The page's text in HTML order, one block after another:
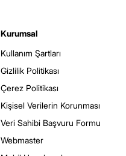
Kurumsal
Kullanım Şartları
Gizlilik Politikası
Çerez Politikası
Kişisel Verilerin Korunması
Veri Sahibi Başvuru Formu
Webmaster